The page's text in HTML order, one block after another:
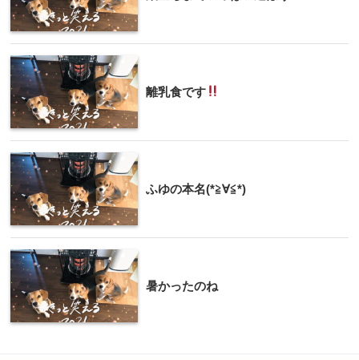
離乳食です
ふゆの本名(*≧∀≦*)
暑かったのね